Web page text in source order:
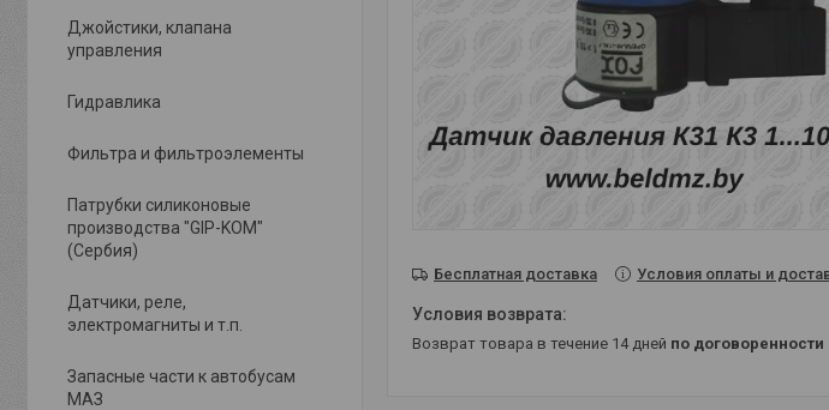
Бесплатная доставка Условия оплаты и
возврат товара в течение 14 дней по договоренности
Джойстики, клапана
управления
Гидравлика
Фильтра и фильтроэлементы
Патрубки силиконовые
производства "GIP-KOM"
(Сербия)
Датчики, реле,
электромагниты и т.п.
Запасные части к автобусам
МАЗ